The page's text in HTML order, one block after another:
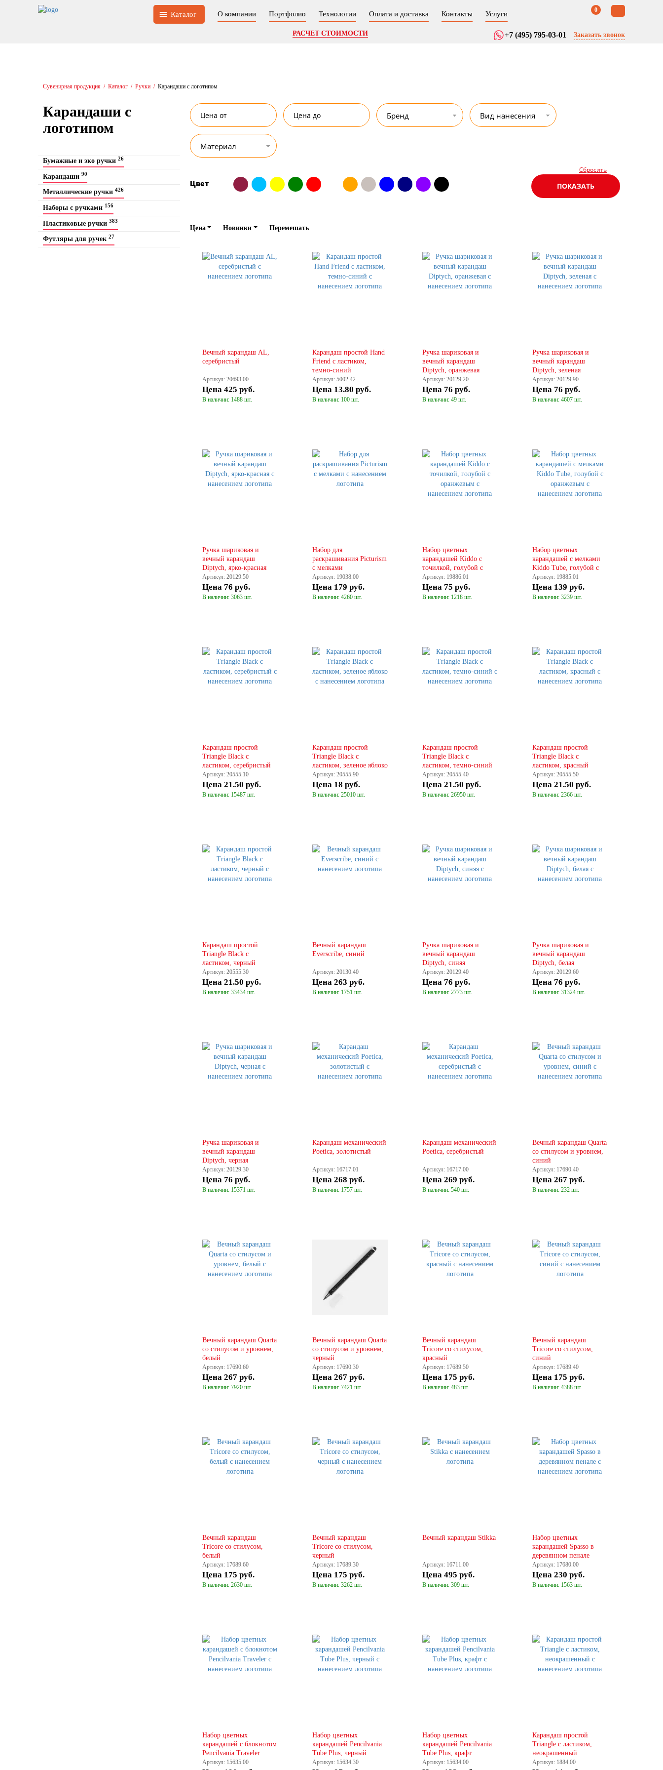
Каталог О компании Портфолио Технологии Оплата и доставка Контакты Услуги
РАСЧЕТ СТОИМОСТИ
0
+7 (495) 795-03-01 Заказать звонок
Сувенирная продукция / Каталог / Ручки / Карандаши с логотипом
Карандаши с
логотипом
Бумажные и эко ручки 26
Карандаши 90
Металлические ручки 426
Наборы с ручками 156
Пластиковые ручки 383
Футляры для ручек 27
Бренд Вид нанесения
Материал
Цвет
Цена Новинки Перемешать
Вечный карандаш AL,
серебристый
Артикул: 20693.00
Цена 425 руб.
В наличии: 1488 шт.
Карандаш простой Hand
Friend с ластиком,
темно-синий
Артикул: 5002.42
Цена 13.80 руб.
В наличии: 100 шт.
Ручка шариковая и
вечный карандаш
Diptych, оранжевая
Артикул: 20129.20
Цена 76 руб.
В наличии: 49 шт.
Ручка шариковая и
вечный карандаш
Diptych, зеленая
Артикул: 20129.90
Цена 76 руб.
В наличии: 4607 шт.
Ручка шариковая и
вечный карандаш
Diptych, ярко-красная
Артикул: 20129.50
Цена 76 руб.
В наличии: 3063 шт.
Набор для
раскрашивания Picturism
с мелками
Артикул: 19038.00
Цена 179 руб.
В наличии: 4260 шт.
Набор цветных
карандашей Kiddo с
точилкой, голубой с
оранжевым
Артикул: 19886.01
Цена 75 руб.
В наличии: 1218 шт.
Набор цветных
карандашей с мелками
Kiddo Tube, голубой с
оранжевым
Артикул: 19885.01
Цена 139 руб.
В наличии: 3239 шт.
Карандаш простой
Triangle Black с
ластиком, серебристый
Артикул: 20555.10
Цена 21.50 руб.
В наличии: 15487 шт.
Карандаш простой
Triangle Black с
ластиком, зеленое яблоко
Артикул: 20555.90
Цена 18 руб.
В наличии: 25010 шт.
Карандаш простой
Triangle Black с
ластиком, темно-синий
Артикул: 20555.40
Цена 21.50 руб.
В наличии: 26950 шт.
Карандаш простой
Triangle Black с
ластиком, красный
Артикул: 20555.50
Цена 21.50 руб.
В наличии: 2366 шт.
Карандаш простой
Triangle Black с
ластиком, черный
Артикул: 20555.30
Цена 21.50 руб.
В наличии: 33434 шт.
Вечный карандаш
Everscribe, синий
Артикул: 20130.40
Цена 263 руб.
В наличии: 1751 шт.
Ручка шариковая и
вечный карандаш
Diptych, синяя
Артикул: 20129.40
Цена 76 руб.
В наличии: 2773 шт.
Ручка шариковая и
вечный карандаш
Diptych, белая
Артикул: 20129.60
Цена 76 руб.
В наличии: 31324 шт.
Ручка шариковая и
вечный карандаш
Diptych, черная
Артикул: 20129.30
Цена 76 руб.
В наличии: 15371 шт.
Карандаш механический
Poetica, золотистый
Артикул: 16717.01
Цена 268 руб.
В наличии: 1757 шт.
Карандаш механический
Poetica, серебристый
Артикул: 16717.00
Цена 269 руб.
В наличии: 540 шт.
Вечный карандаш Quarta
со стилусом и уровнем,
синий
Артикул: 17690.40
Цена 267 руб.
В наличии: 232 шт.
Вечный карандаш Quarta
со стилусом и уровнем,
белый
Артикул: 17690.60
Цена 267 руб.
В наличии: 7920 шт.
Вечный карандаш Quarta
со стилусом и уровнем,
черный
Артикул: 17690.30
Цена 267 руб.
В наличии: 7421 шт.
Вечный карандаш
Tricore со стилусом,
красный
Артикул: 17689.50
Цена 175 руб.
В наличии: 483 шт.
Вечный карандаш
Tricore со стилусом,
синий
Артикул: 17689.40
Цена 175 руб.
В наличии: 4388 шт.
Вечный карандаш
Tricore со стилусом,
белый
Артикул: 17689.60
Цена 175 руб.
В наличии: 2630 шт.
Вечный карандаш
Tricore со стилусом,
черный
Артикул: 17689.30
Цена 175 руб.
В наличии: 3262 шт.
Вечный карандаш Stikka
Артикул: 16711.00
Цена 495 руб.
В наличии: 309 шт.
Набор цветных
карандашей Spasso в
деревянном пенале
Артикул: 17680.00
Цена 230 руб.
В наличии: 1563 шт.
Набор цветных
карандашей с блокнотом
Pencilvania Traveler
Артикул: 15635.00
Набор цветных
карандашей Pencilvania
Tube Plus, черный
Артикул: 15634.30
Набор цветных
карандашей Pencilvania
Tube Plus, крафт
Артикул: 15634.00
Карандаш простой
Triangle с ластиком,
неокрашенный
Артикул: 1884.00